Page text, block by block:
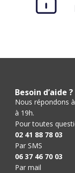
Besoin d’aide ?
Nous répondons
à 19h.
Pour toutes
02 41 88 78 03
Par SMS
06 37 46 70 03
Par mail